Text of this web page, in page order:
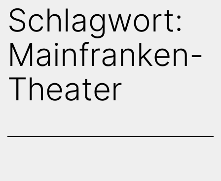
Schlagwort:
Mainfranken-
Theater